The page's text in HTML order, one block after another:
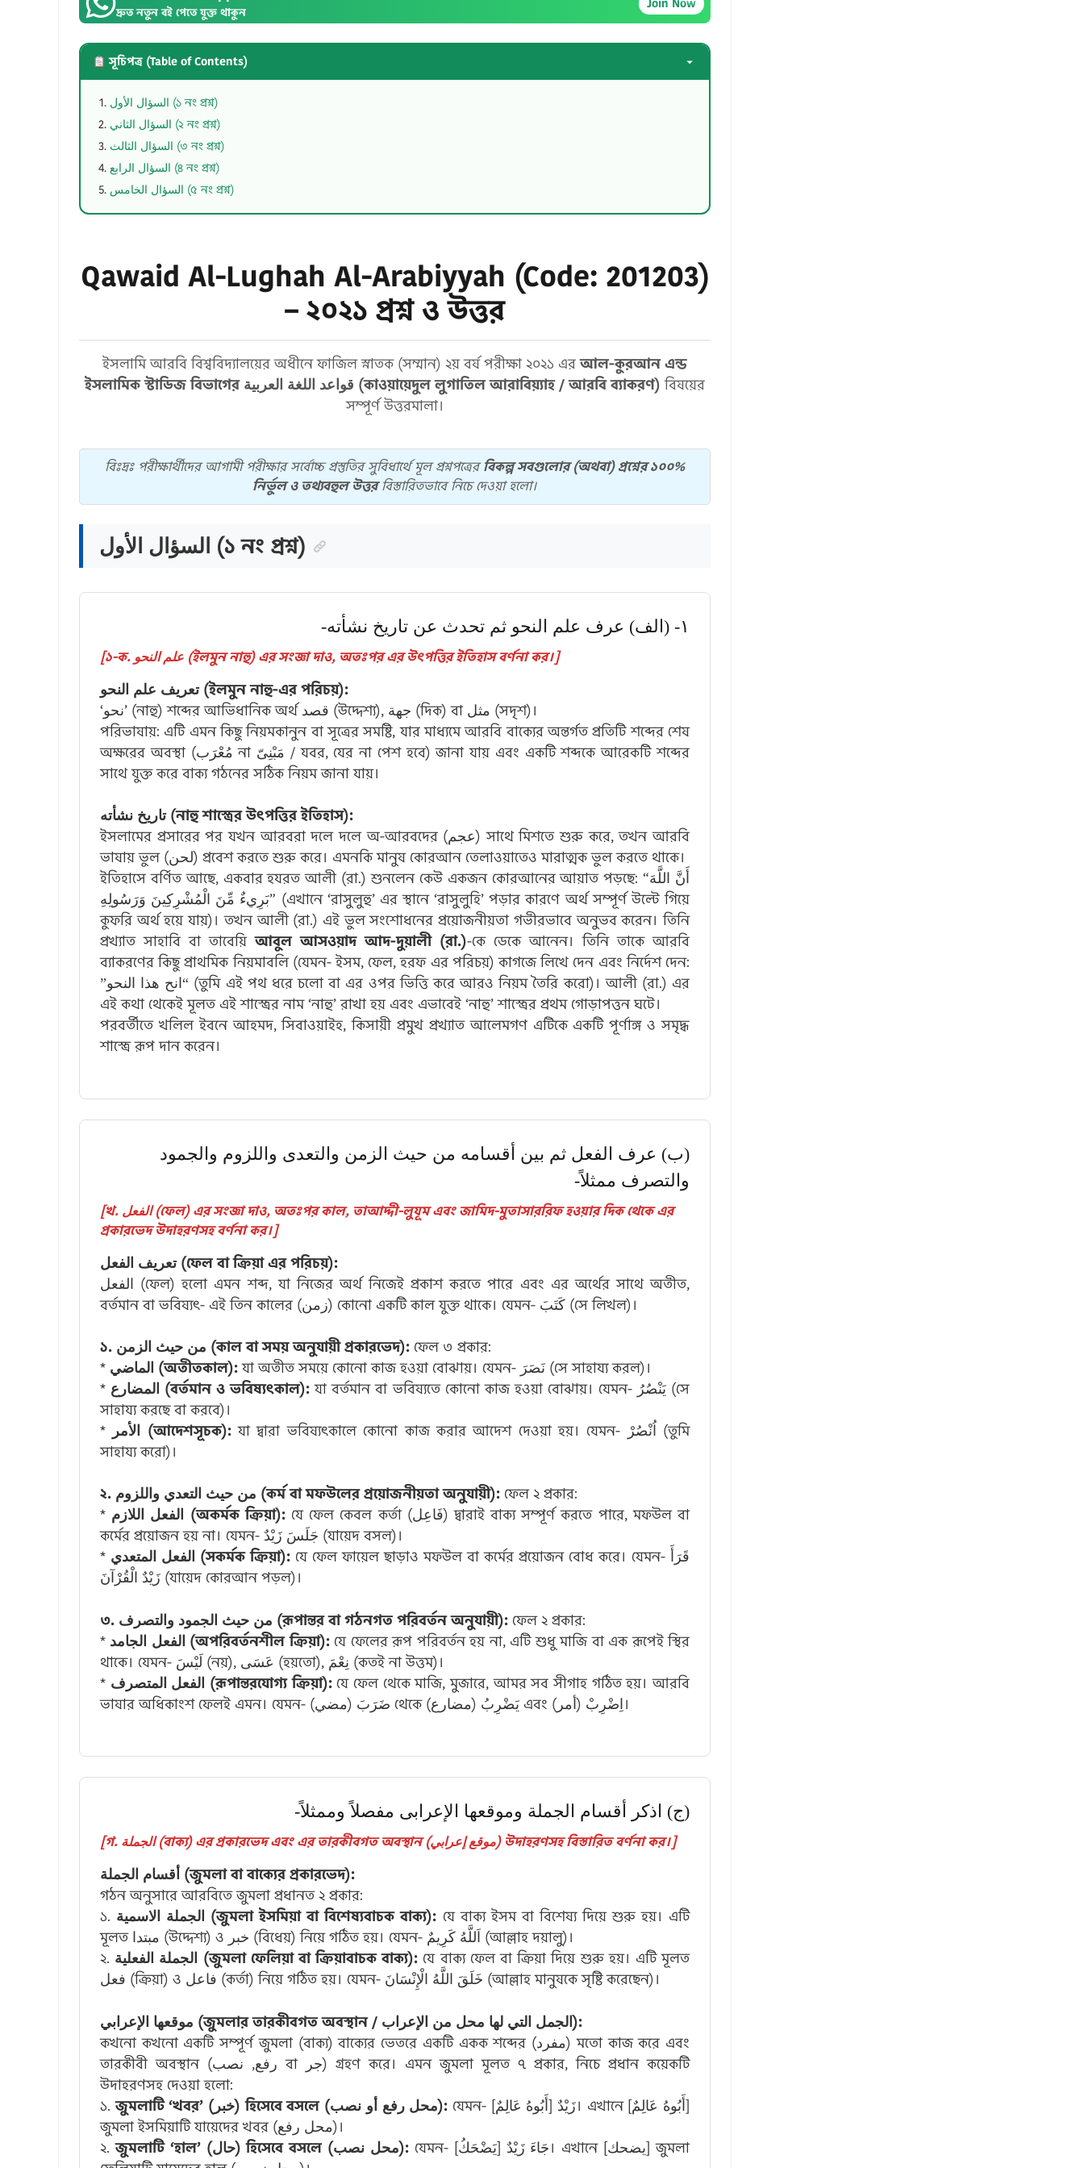
দ্রুত নতুন বই পেতে যুক্ত থাকুন
সূচিপত্র (Table of Contents)
السؤال الأول (১ নং প্রশ্ন)
السؤال الثاني (২ নং প্রশ্ন)
السؤال الثالث (৩ নং প্রশ্ন)
السؤال الرابع (৪ নং প্রশ্ন)
السؤال الخامس (৫ নং প্রশ্ন)
Qawaid Al-Lughah Al-Arabiyyah (Code: 201203)
– ২০২১ প্রশ্ন ও উত্তর
ইসলামি আরবি বিশ্ববিদ্যালয়ের অধীনে ফাজিল স্নাতক (সম্মান) ২য় বর্ষ পরীক্ষা ২০২১ এরআল-কুরআন এন্ড
ইসলামিক স্টাডিজ বিভাগের
قواعد اللغة العربية (কাওয়ায়েদুল লুগাতিল আরাবিয়্যাহ / আরবি ব্যাকরণ) বিষয়ের
সম্পূর্ণ উত্তরমালা।
বিঃদ্রঃ পরীক্ষার্থীদের আগামী পরীক্ষার সর্বোচ্চ প্রস্তুতির সুবিধার্থে মূল প্রশ্নপত্রেরবিকল্প সবগুলোর (অথবা) প্রশ্নের ১০০%
নির্ভুল ও তথ্যবহুল উত্তরবিস্তারিতভাবে নিচে দেওয়া হলো।
السؤال الأول (১ নং প্রশ্ন)
١- (الف) عرف علم النحو ثم تحدث عن تاريخ نشأته-
[১-ক. علم النحو (ইলমুন নাহু) এর সংজ্ঞা দাও, অতঃপর এর উৎপত্তির ইতিহাস বর্ণনা কর।]
تعريف علم النحو (ইলমুন নাহু-এর পরিচয়):
‘نحو’ (নাহু) শব্দের আভিধানিক অর্থ قصد (উদ্দেশ্য), جهة (দিক) বা مثل (সদৃশ)।
পরিভাষায়: এটি এমন কিছু নিয়মকানুন বা সূত্রের সমষ্টি, যার মাধ্যমে আরবি বাক্যের অন্তর্গত প্রতিটি শব্দের শেষ
অক্ষরের অবস্থা (مُعْرَب না مَبْنِىّ / যবর, যের না পেশ হবে) জানা যায় এবং একটি শব্দকে আরেকটি শব্দের
সাথে যুক্ত করে বাক্য গঠনের সঠিক নিয়ম জানা যায়।
تاريخ نشأته (নাহু শাস্ত্রের উৎপত্তির ইতিহাস):
ইসলামের প্রসারের পর যখন আরবরা দলে দলে অ-আরবদের (عجم) সাথে মিশতে শুরু করে, তখন আরবি
ভাষায় ভুল (لحن) প্রবেশ করতে শুরু করে। এমনকি মানুষ কোরআন তেলাওয়াতেও মারাত্মক ভুল করতে থাকে।
ইতিহাসে বর্ণিত আছে, একবার হযরত আলী (রা.) শুনলেন কেউ একজন কোরআনের আয়াত পড়ছে: “أَنَّ اللَّهَ
بَرِيءٌ مِّنَ الْمُشْرِكِينَ وَرَسُولِهِ” (এখানে ‘রাসুলুহু’ এর স্থানে ‘রাসুলুহি’ পড়ার কারণে অর্থ সম্পূর্ণ উল্টে গিয়ে
কুফরি অর্থ হয়ে যায়)। তখন আলী (রা.) এই ভুল সংশোধনের প্রয়োজনীয়তা গভীরভাবে অনুভব করেন। তিনি
প্রখ্যাত সাহাবি বা তাবেয়িআবুল আসওয়াদ আদ-দুয়ালী (রা.)-কে ডেকে আনেন। তিনি তাকে আরবি
ব্যাকরণের কিছু প্রাথমিক নিয়মাবলি (যেমন- ইসম, ফেল, হরফ এর পরিচয়) কাগজে লিখে দেন এবং নির্দেশ দেন:
“انح هذا النحو” (তুমি এই পথ ধরে চলো বা এর ওপর ভিত্তি করে আরও নিয়ম তৈরি করো)। আলী (রা.) এর
এই কথা থেকেই মূলত এই শাস্ত্রের নাম ‘নাহু’ রাখা হয় এবং এভাবেই ‘নাহু’ শাস্ত্রের প্রথম গোড়াপত্তন ঘটে।
পরবর্তীতে খলিল ইবনে আহমদ, সিবাওয়াইহ, কিসায়ী প্রমুখ প্রখ্যাত আলেমগণ এটিকে একটি পূর্ণাঙ্গ ও সমৃদ্ধ
শাস্ত্রে রূপ দান করেন।
(ب) عرف الفعل ثم بين أقسامه من حيث الزمن والتعدى واللزوم والجمود
والتصرف ممثلاً-
[খ. الفعل (ফেল) এর সংজ্ঞা দাও, অতঃপর কাল, তাআদ্দী-লুযূম এবং জামিদ-মুতাসাররিফ হওয়ার দিক থেকে এর
প্রকারভেদ উদাহরণসহ বর্ণনা কর।]
تعريف الفعل (ফেল বা ক্রিয়া এর পরিচয়):
الفعل (ফেল) হলো এমন শব্দ, যা নিজের অর্থ নিজেই প্রকাশ করতে পারে এবং এর অর্থের সাথে অতীত,
বর্তমান বা ভবিষ্যৎ- এই তিন কালের (زمن) কোনো একটি কাল যুক্ত থাকে। যেমন- كَتَبَ (সে লিখল)।
১. من حيث الزمن (কাল বা সময় অনুযায়ী প্রকারভেদ): ফেল ৩ প্রকার:
*
الماضي (অতীতকাল):
যা অতীত সময়ে কোনো কাজ হওয়া বোঝায়। যেমন- نَصَرَ (সে সাহায্য করল)।
*
المضارع (বর্তমান ও ভবিষ্যৎকাল): যা বর্তমান বা ভবিষ্যতে কোনো কাজ হওয়া বোঝায়। যেমন- يَنْصُرُ (সে
সাহায্য করছে বা করবে)।
*
الأمر (আদেশসূচক):যা দ্বারা ভবিষ্যৎকালে কোনো কাজ করার আদেশ দেওয়া হয়। যেমন- اُنْصُرْ (তুমি
সাহায্য করো)।
২. من حيث التعدي واللزوم (কর্ম বা মফউলের প্রয়োজনীয়তা অনুযায়ী): ফেল ২ প্রকার:
*
الفعل اللازم (অকর্মক ক্রিয়া):যে ফেল কেবল কর্তা (فَاعِل) দ্বারাই বাক্য সম্পূর্ণ করতে পারে, মফউল বা
কর্মের প্রয়োজন হয় না। যেমন- جَلَسَ زَيْدٌ (যায়েদ বসল)।
*
الفعل المتعدي (সকর্মক ক্রিয়া): যে ফেল ফায়েল ছাড়াও মফউল বা কর্মের প্রয়োজন বোধ করে। যেমন- قَرَأَ
زَيْدٌ الْقُرْآنَ (যায়েদ কোরআন পড়ল)।
৩. من حيث الجمود والتصرف (রূপান্তর বা গঠনগত পরিবর্তন অনুযায়ী): ফেল ২ প্রকার:
*
الفعل الجامد (অপরিবর্তনশীল ক্রিয়া):যে ফেলের রূপ পরিবর্তন হয় না, এটি শুধু মাজি বা এক রূপেই স্থির
থাকে। যেমন- لَيْسَ (নয়), عَسَى (হয়তো), نِعْمَ (কতই না উত্তম)।
*
الفعل المتصرف (রূপান্তরযোগ্য ক্রিয়া):যে ফেল থেকে মাজি, মুজারে, আমর সব সীগাহ গঠিত হয়। আরবি
ভাষার অধিকাংশ ফেলই এমন। যেমন- ضَرَبَ (مضي) থেকে يَضْرِبُ (مضارع) এবং اِضْرِبْ (أمر)।
(ج) اذكر أقسام الجملة وموقعها الإعرابى مفصلاً وممثلاً-
[গ. الجملة (বাক্য) এর প্রকারভেদ এবং এর তারকীবগত অবস্থান (موقع إعرابي) উদাহরণসহ বিস্তারিত বর্ণনা কর।]
أقسام الجملة (জুমলা বা বাক্যের প্রকারভেদ):
গঠন অনুসারে আরবিতে জুমলা প্রধানত ২ প্রকার:
১.
الجملة الاسمية (জুমলা ইসমিয়া বা বিশেষ্যবাচক বাক্য): যে বাক্য ইসম বা বিশেষ্য দিয়ে শুরু হয়। এটি
মূলত مبتدا (উদ্দেশ্য) ও خبر (বিধেয়) নিয়ে গঠিত হয়। যেমন- اَللَّهُ كَرِيمٌ (আল্লাহ দয়ালু)।
২.
الجملة الفعلية (জুমলা ফেলিয়া বা ক্রিয়াবাচক বাক্য): যে বাক্য ফেল বা ক্রিয়া দিয়ে শুরু হয়। এটি মূলত
فعل (ক্রিয়া) ও فاعل (কর্তা) নিয়ে গঠিত হয়। যেমন- خَلَقَ اللَّهُ الْإِنْسَانَ (আল্লাহ মানুষকে সৃষ্টি করেছেন)।
موقعها الإعرابي (জুমলার তারকীবগত অবস্থান / الجمل التي لها محل من الإعراب):
কখনো কখনো একটি সম্পূর্ণ জুমলা (বাক্য) বাক্যের ভেতরে একটি একক শব্দের (مفرد) মতো কাজ করে এবং
তারকীবী অবস্থান (رفع, نصب বা جر) গ্রহণ করে। এমন জুমলা মূলত ৭ প্রকার, নিচে প্রধান কয়েকটি
উদাহরণসহ দেওয়া হলো:
১.
জুমলাটি ‘খবর’ (خبر) হিসেবে বসলে (محل رفع أو نصب): যেমন- زَيْدٌ [أَبُوهُ عَالِمٌ]। এখানে [أَبُوهُ عَالِمٌ]
জুমলা ইসমিয়াটি যায়েদের খবর (محل رفع)।
২.
জুমলাটি ‘হাল’ (حال) হিসেবে বসলে (محل نصب): যেমন- جَاءَ زَيْدٌ [يَضْحَكُ]। এখানে [يضحك] জুমলা